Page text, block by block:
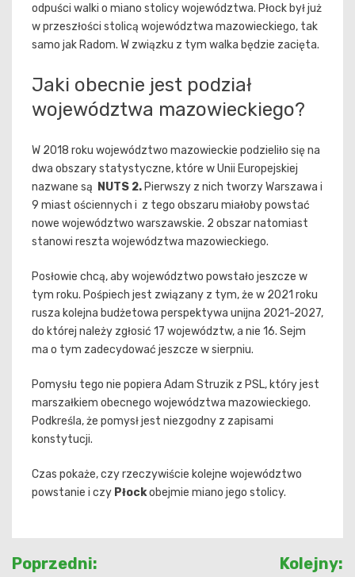
odpuści walki o miano stolicy województwa. Płock był już
w przeszłości stolicą województwa mazowieckiego, tak
samo jak Radom. W związku z tym walka będzie zacięta.
Jaki obecnie jest podział
województwa mazowieckiego?
W 2018 roku województwo mazowieckie podzieliło się na
dwa obszary statystyczne, które w Unii Europejskiej
nazwane są NUTS 2. Pierwszy z nich tworzy Warszawa i
9 miast ościennych i z tego obszaru miałoby powstać
nowe województwo warszawskie. 2 obszar natomiast
stanowi reszta województwa mazowieckiego.
Posłowie chcą, aby województwo powstało jeszcze w
tym roku. Pośpiech jest związany z tym, że w 2021 roku
rusza kolejna budżetowa perspektywa unijna 2021-2027,
do której należy zgłosić 17 województw, a nie 16. Sejm
ma o tym zadecydować jeszcze w sierpniu.
Pomysłu tego nie popiera Adam Struzik z PSL, który jest
marszałkiem obecnego województwa mazowieckiego.
Podkreśla, że pomysł jest niezgodny z zapisami
konstytucji.
Czas pokaże, czy rzeczywiście kolejne województwo
powstanie i czy Płockobejmie miano jego stolicy.
Nawigacja
Poprzedni: Kolejny: